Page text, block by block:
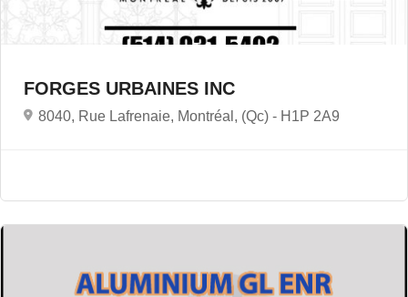
FORGES URBAINES INC
8040, Rue Lafrenaie, Montréal, (Qc) - H1P 2A9